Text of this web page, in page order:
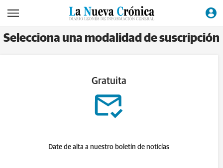
Selecciona una modalidad de suscripción
Gratuita
Date de alta a nuestro boletín de noticías